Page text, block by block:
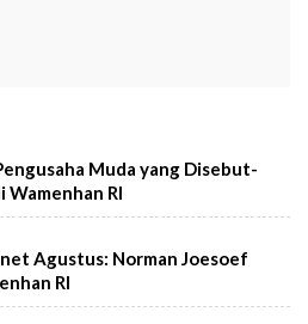
Muda yang Disebut-
Wamenhan RI
Agustus: Norman Joesoef
RI